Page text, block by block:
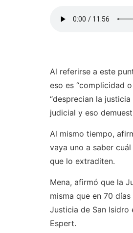
Al referirse a este
eso es “complicidad
“desprecian la
judicial y eso
Al mismo tiempo,
vaya uno a saber
que lo extraditen.
Mena, afirmó que la
misma que en 70
Justicia de San
Espert.